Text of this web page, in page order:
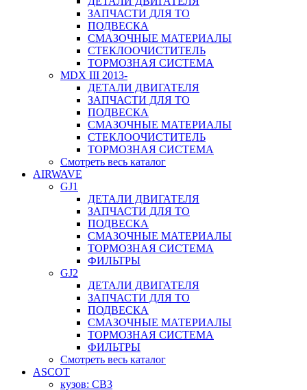
ЗАПЧАСТИ ДЛЯ ТО
ПОДВЕСКА
СМАЗОЧНЫЕ МАТЕРИАЛЫ
СТЕКЛООЧИСТИТЕЛЬ
ТОРМОЗНАЯ СИСТЕМА
MDX III 2013-
ДЕТАЛИ ДВИГАТЕЛЯ
ЗАПЧАСТИ ДЛЯ ТО
ПОДВЕСКА
СМАЗОЧНЫЕ МАТЕРИАЛЫ
СТЕКЛООЧИСТИТЕЛЬ
ТОРМОЗНАЯ СИСТЕМА
Смотреть весь каталог
AIRWAVE
GJ1
ДЕТАЛИ ДВИГАТЕЛЯ
ЗАПЧАСТИ ДЛЯ ТО
ПОДВЕСКА
СМАЗОЧНЫЕ МАТЕРИАЛЫ
ТОРМОЗНАЯ СИСТЕМА
ФИЛЬТРЫ
GJ2
ДЕТАЛИ ДВИГАТЕЛЯ
ЗАПЧАСТИ ДЛЯ ТО
ПОДВЕСКА
СМАЗОЧНЫЕ МАТЕРИАЛЫ
ТОРМОЗНАЯ СИСТЕМА
ФИЛЬТРЫ
Смотреть весь каталог
ASCOT
кузов: CB3